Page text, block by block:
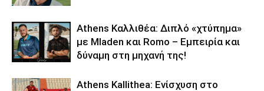
Athens Καλλιθέα: Διπλό «χτύπημα»
με Mladen και Romo – Εμπειρία και
δύναμη στη μηχανή της!
Athens Kallithea: Ενίσχυση στο